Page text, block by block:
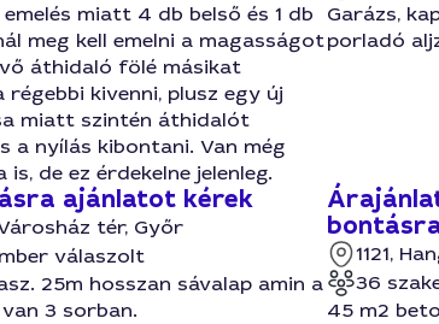
miatt 4 db belső és 1 db
meg kell emelni a magasságot
áthidaló fölé másikat
régebbi kivenni, plusz egy új
miatt szintén áthidalót
a nyílás kibontani. Van még
is, de ez érdekelne jelenleg.
Garázs,
porladó
ajánlatot kérek
Városház tér, Győr
válaszolt
25m hosszan sávalap amin a
3 sorban.
1121,
36
45 m2